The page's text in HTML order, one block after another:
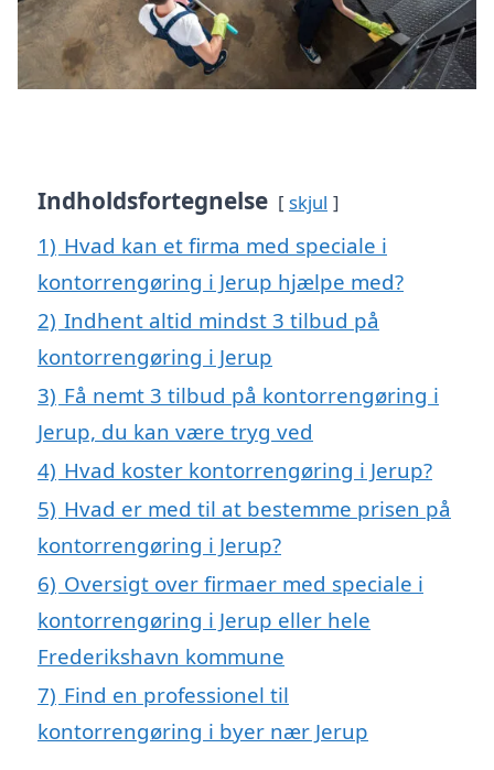
Indholdsfortegnelse skjul
1) Hvad kan et firma med speciale i
kontorrengøring i Jerup hjælpe med?
2) Indhent altid mindst 3 tilbud på
kontorrengøring i Jerup
3) Få nemt 3 tilbud på kontorrengøring i
Jerup, du kan være tryg ved
4) Hvad koster kontorrengøring i Jerup?
5) Hvad er med til at bestemme prisen på
kontorrengøring i Jerup?
6) Oversigt over firmaer med speciale i
kontorrengøring i Jerup eller hele
Frederikshavn kommune
7) Find en professionel til
kontorrengøring i byer nær Jerup